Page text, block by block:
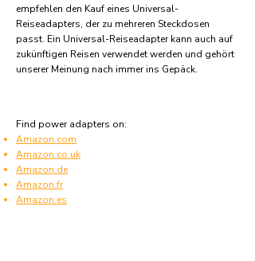
empfehlen den Kauf eines Universal-
Reiseadapters, der zu mehreren Steckdosen
passt. Ein Universal-Reiseadapter kann auch auf
zukünftigen Reisen verwendet werden und gehört
unserer Meinung nach immer ins Gepäck.
Find power adapters on:
Amazon.com
Amazon.co.uk
Amazon.de
Amazon.fr
Amazon.es